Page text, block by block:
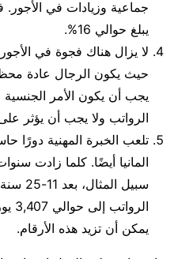
جماعية وزيادات في
يبلغ حوالي 16%.
لا يزال هناك فجوة في
حيث يكون الرجال عادة
يجب أن يكون الأمر
الرواتب ولا يجب أن يؤثر
تلعب الخبرة المهنية دورًا
المانيا أيضًا. كلما زادت
سبيل
يمكن أن تزيد هذه الأرقام.